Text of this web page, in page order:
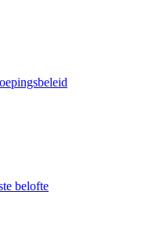
belofte